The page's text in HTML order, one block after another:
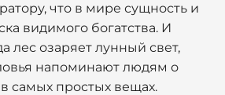
что в мире сущность и
видимого богатства. И
лес озаряет лунный свет,
напоминают людям о
самых простых вещах.